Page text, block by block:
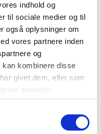
indhold og
til sociale medier og til
også oplysninger om
vores partnere inden
og
kombinere disse
givet dem, eller som
tjenester.